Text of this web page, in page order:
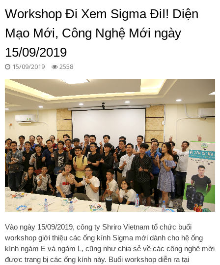
Workshop Đi Xem Sigma ĐiI! Diện
Mạo Mới, Công Nghệ Mới ngày
15/09/2019
15/09/2019 2558
Vào ngày 15/09/2019, công ty Shriro Vietnam tổ chức buổi
workshop giới thiệu các ống kính Sigma mới dành cho hệ ống
kính ngàm E và ngàm L, cũng như chia sẻ về các công nghệ mới
được trang bị các ống kính này. Buổi workshop diễn ra tại